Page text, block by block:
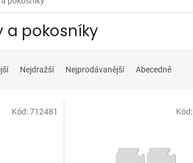
a pokosníky
Nejdražší Nejprodávanější Abecedně
Kód:712481 Kód: